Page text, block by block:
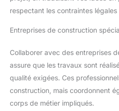
respectant les contraintes
Entreprises de construction
Collaborer avec des entreprises
assure que les travaux sont
qualité exigées. Ces
construction, mais coordonnent
corps de métier impliqués.